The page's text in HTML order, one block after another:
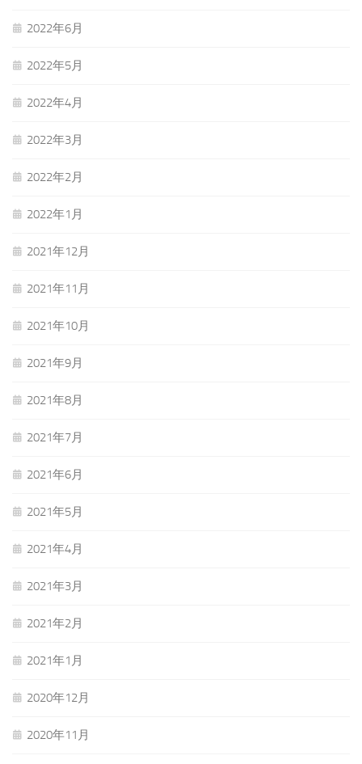
2022年6月
2022年5月
2022年4月
2022年3月
2022年2月
2022年1月
2021年12月
2021年11月
2021年10月
2021年9月
2021年8月
2021年7月
2021年6月
2021年5月
2021年4月
2021年3月
2021年2月
2021年1月
2020年12月
2020年11月